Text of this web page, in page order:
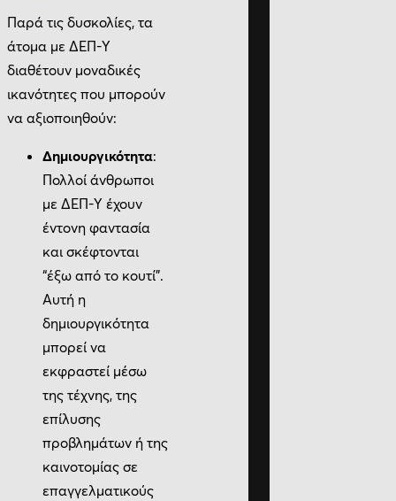
Παρά τις δυσκολίες, τα
άτομα με ΔΕΠ-Υ
διαθέτουν μοναδικές
ικανότητες που μπορούν
να αξιοποιηθούν:
Δημιουργικότητα:
Πολλοί άνθρωποι
με ΔΕΠ-Υ έχουν
έντονη φαντασία
και σκέφτονται
“έξω από το κουτί”.
Αυτή η
δημιουργικότητα
μπορεί να
εκφραστεί μέσω
της τέχνης, της
επίλυσης
προβλημάτων ή της
καινοτομίας σε
επαγγελματικούς